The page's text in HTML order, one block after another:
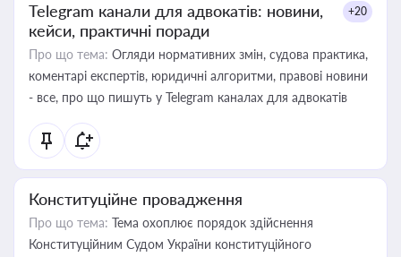
Telegram канали для адвокатів: новини,
кейси, практичні поради
+20
Про що тема: Огляди нормативних змін, судова практика,
коментарі експертів, юридичні алгоритми, правові новини
- все, про що пишуть у Telegram каналах для адвокатів
Конституційне провадження
Про що тема: Тема охоплює порядок здійснення
Конституційним Судом України конституційного